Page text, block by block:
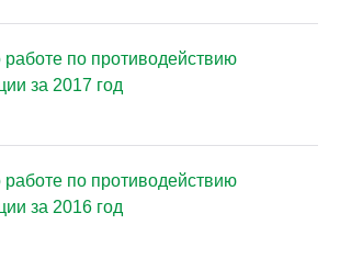
работе по противодействию
за 2017 год
работе по противодействию
за 2016 год